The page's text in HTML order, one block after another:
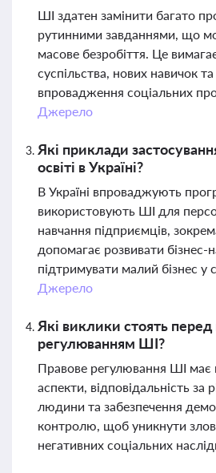
ШІ здатен замінити багато
рутинними завданнями, що
масове безробіття. Це
суспільства, нових навичок
впровадження соціальних
Джерело
Які приклади
освіті в Україні?
В Україні впроваджують
використовують ШІ для
навчання підприємців,
допомагає розвивати бізнес-
підтримувати малий бізнес у
Джерело
Які виклики стоять
регулюванням ШІ?
Правове регулювання ШІ має
аспекти, відповідальність за
людини та забезпечення
контролю, щоб уникнути
негативних соціальних